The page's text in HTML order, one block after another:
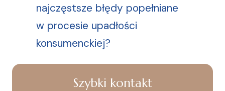
najczęstsze błędy popełniane
w procesie upadłości
konsumenckiej?
Szybki kontakt